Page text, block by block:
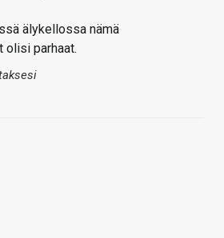
älykellossa nämä
olisi parhaat.